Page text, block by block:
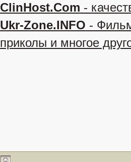
ClinHost.Com -
Ukr-Zone.INFO -
приколы и многое